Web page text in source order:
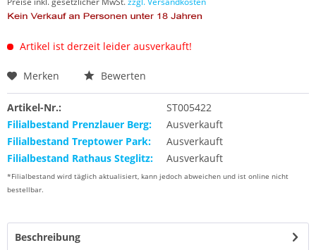
Artikel ist derzeit leider ausverkauft!
Merken Bewerten
Artikel-Nr.:
ST005422
Filialbestand Prenzlauer Berg:
Ausverkauft
Filialbestand Treptower Park:
Ausverkauft
Filialbestand Rathaus Steglitz:
Ausverkauft
*Filialbestand wird täglich aktualisiert, kann jedoch abweichen und ist online nicht
bestellbar.
Beschreibung